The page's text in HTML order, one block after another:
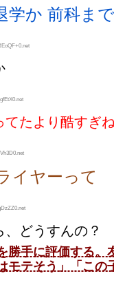
学か 前科まで
てたより酷すぎ
イヤーって
どうすんの？
勝手に評価する。
モテそう」「この